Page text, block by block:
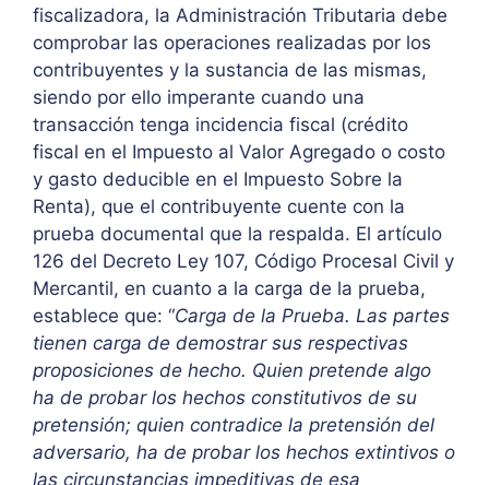
fiscalizadora, la Administración Tributaria debe
comprobar las operaciones realizadas por los
contribuyentes y la sustancia de las mismas,
siendo por ello imperante cuando una
transacción tenga incidencia fiscal (crédito
fiscal en el Impuesto al Valor Agregado o costo
y gasto deducible en el Impuesto Sobre la
Renta), que el contribuyente cuente con la
prueba documental que la respalda. El artículo
126 del Decreto Ley 107, Código Procesal Civil y
Mercantil, en cuanto a la carga de la prueba,
establece que: “Carga de la Prueba. Las partes
tienen carga de demostrar sus respectivas
proposiciones de hecho. Quien pretende algo
ha de probar los hechos constitutivos de su
pretensión; quien contradice la pretensión del
adversario, ha de probar los hechos extintivos o
las circunstancias impeditivas de esa